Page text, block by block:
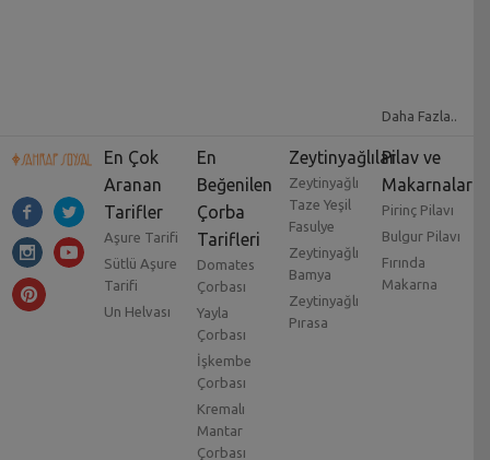
Daha Fazla..
En Çok
Aranan
Tarifler
Aşure Tarifi
Sütlü Aşure
Tarifi
Un Helvası
En
Beğenilen
Çorba
Tarifleri
Domates
Çorbası
Yayla
Çorbası
İşkembe
Çorbası
Kremalı
Mantar
Çorbası
Zeytinyağlılar
Zeytinyağlı
Taze Yeşil
Fasulye
Zeytinyağlı
Bamya
Zeytinyağlı
Pırasa
Pilav ve
Makarnalar
Pirinç Pilavı
Bulgur Pilavı
Fırında
Makarna